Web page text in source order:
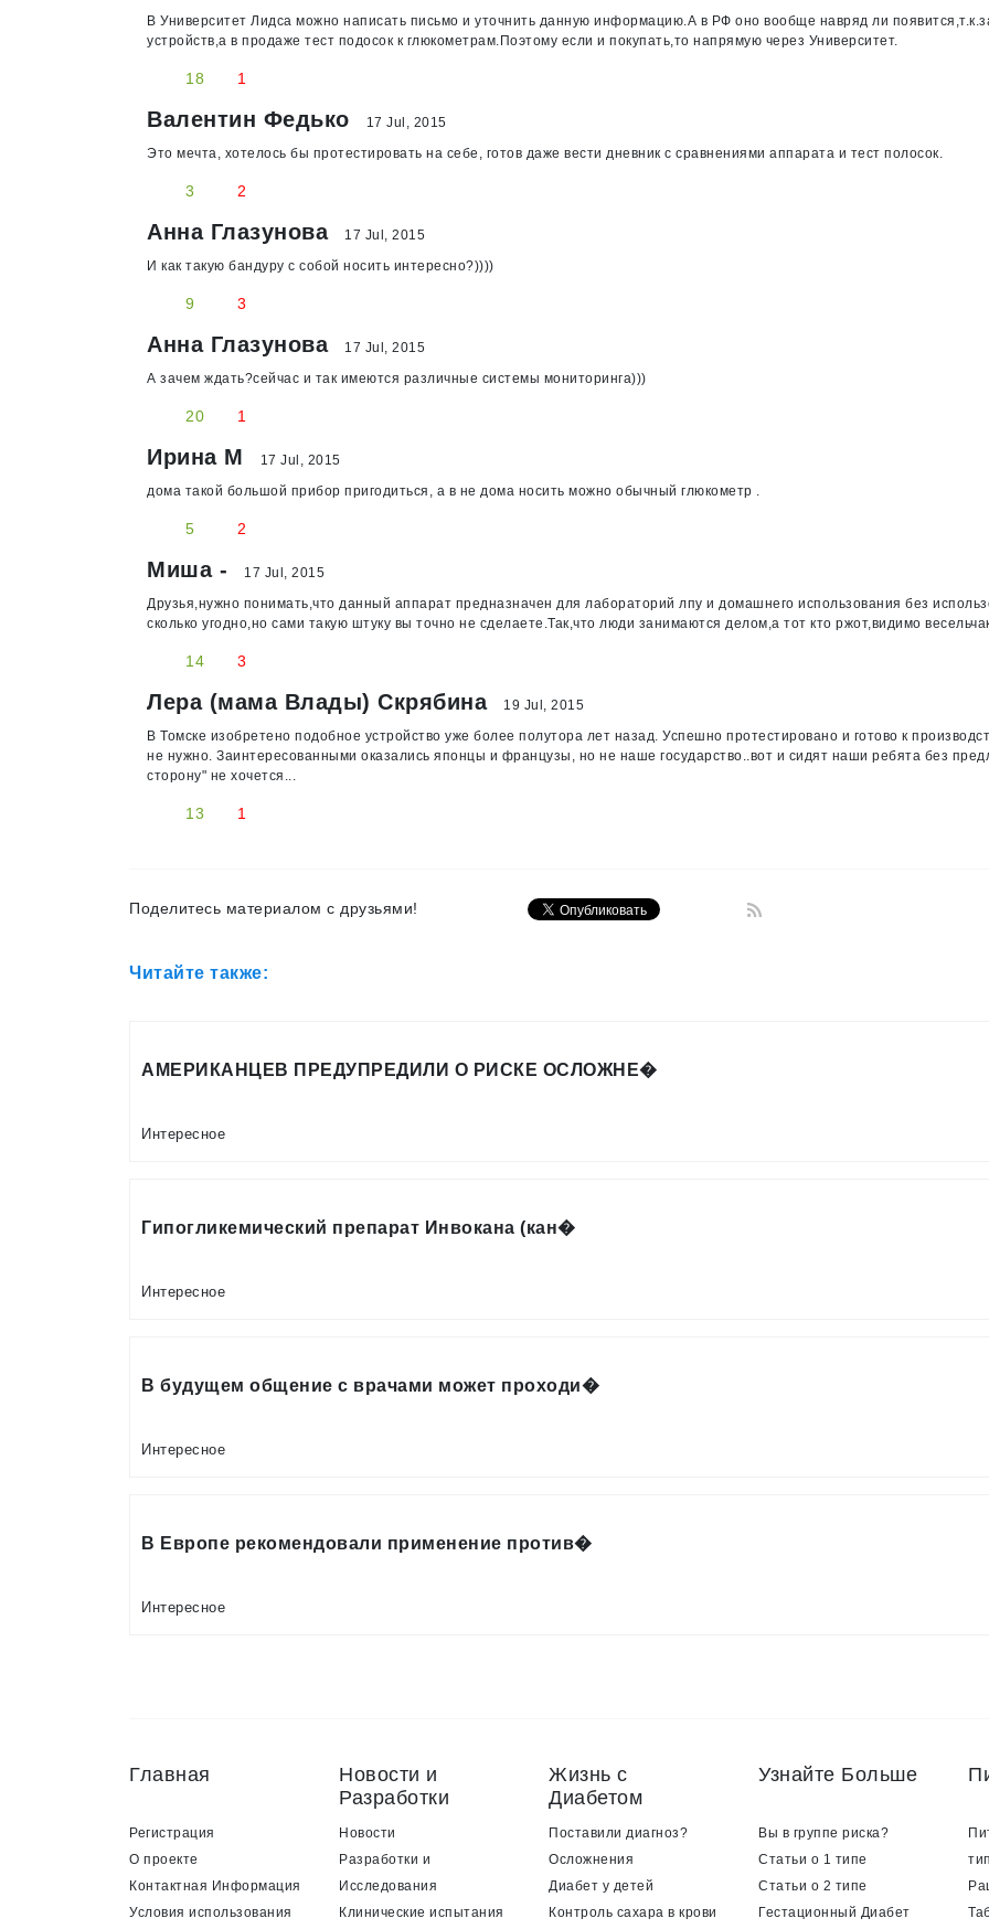
В Университет Лидса можно написать письмо и уточнить данную информацию.А в РФ оно вообще навряд ли
устройств,а в продаже тест подосок к глюкометрам.Поэтому если и покупать,то напрямую через Университет.
18 1
Валентин Федько
17 Jul, 2015
Это мечта, хотелось бы протестировать на себе, готов даже вести дневник с сравнениями аппарата и тест полосок.
3 2
Анна Глазунова
17 Jul, 2015
И как такую бандуру с собой носить интересно?))))
9 3
Анна Глазунова
17 Jul, 2015
А зачем ждать?сейчас и так имеются различные системы мониторинга)))
20 1
Ирина М
17 Jul, 2015
дома такой большой прибор пригодиться, а в не дома носить можно обычный глюкометр .
5 2
Миша -
17 Jul, 2015
Друзья,нужно понимать,что данный аппарат предназначен для лабораторий лпу и домашнего использования без
сколько угодно,но сами такую штуку вы точно не сделаете.Так,что люди занимаются делом,а тот кто ржот,видимо
14 3
Лера (мама Влады) Скрябина
19 Jul, 2015
В Томске изобретено подобное устройство уже более полутора лет назад. Успешно протестировано и готово к
не нужно. Заинтересованными оказались японцы и французы, но не наше государство..вот и сидят наши ребята без
сторону" не хочется...
13 1
Поделитесь материалом с друзьями!
Читайте также:
АМЕРИКАНЦЕВ ПРЕДУПРЕДИЛИ О РИСКЕ ОСЛОЖНЕ�
Интересное
Гипогликемический препарат Инвокана (кан�
Интересное
В будущем общение с врачами может проходи�
Интересное
В Европе рекомендовали применение против�
Интересное
Главная
Регистрация
О проекте
Контактная Информация
Условия использования
Новости и
Разработки
Новости
Разработки и
Исследования
Клинические испытания
Жизнь с
Диабетом
Поставили диагноз?
Осложнения
Диабет у детей
Контроль сахара в крови
Узнайте Больше
Вы в группе риска?
Статьи о 1 типе
Статьи о 2 типе
Гестационный Диабет